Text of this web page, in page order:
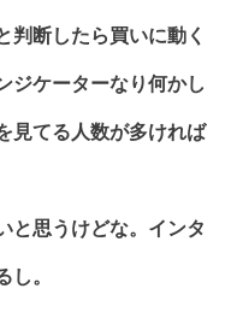
判断したら買いに動く
ジケーターなり何かし
見てる人数が多ければ
と思うけどな。インタ
し。